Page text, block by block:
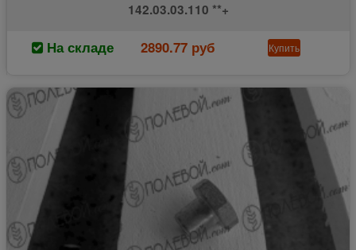
142.03.03.110 **+
На складе 2890.77 руб Купить